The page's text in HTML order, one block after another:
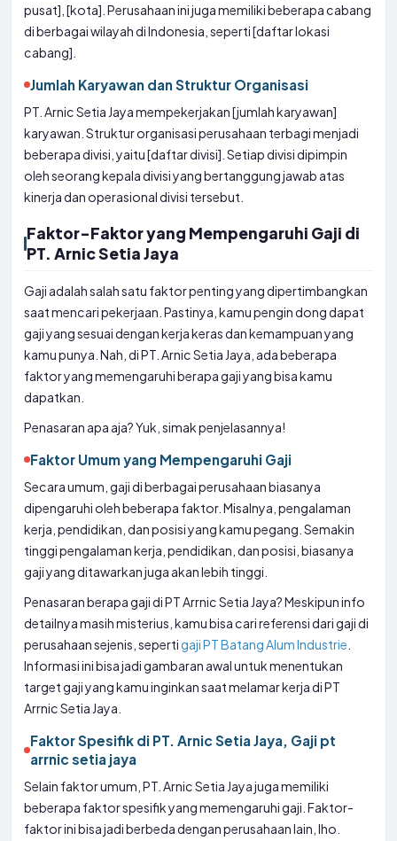
pusat], [kota]. Perusahaan ini juga memiliki beberapa cabang
di berbagai wilayah di Indonesia, seperti [daftar lokasi
cabang].
Jumlah Karyawan dan Struktur Organisasi
PT. Arnic Setia Jaya mempekerjakan [jumlah karyawan]
karyawan. Struktur organisasi perusahaan terbagi menjadi
beberapa divisi, yaitu [daftar divisi]. Setiap divisi dipimpin
oleh seorang kepala divisi yang bertanggung jawab atas
kinerja dan operasional divisi tersebut.
Faktor-Faktor yang Mempengaruhi Gaji di
PT. Arnic Setia Jaya
Gaji adalah salah satu faktor penting yang dipertimbangkan
saat mencari pekerjaan. Pastinya, kamu pengin dong dapat
gaji yang sesuai dengan kerja keras dan kemampuan yang
kamu punya. Nah, di PT. Arnic Setia Jaya, ada beberapa
faktor yang memengaruhi berapa gaji yang bisa kamu
dapatkan.
Penasaran apa aja? Yuk, simak penjelasannya!
Faktor Umum yang Mempengaruhi Gaji
Secara umum, gaji di berbagai perusahaan biasanya
dipengaruhi oleh beberapa faktor. Misalnya, pengalaman
kerja, pendidikan, dan posisi yang kamu pegang. Semakin
tinggi pengalaman kerja, pendidikan, dan posisi, biasanya
gaji yang ditawarkan juga akan lebih tinggi.
Penasaran berapa gaji di PT Arrnic Setia Jaya? Meskipun info
detailnya masih misterius, kamu bisa cari referensi dari gaji di
perusahaan sejenis, seperti gaji PT Batang Alum Industrie
Informasi ini bisa jadi gambaran awal untuk menentukan
target gaji yang kamu inginkan saat melamar kerja di PT
Arrnic Setia Jaya.
Faktor Spesifik di PT. Arnic Setia Jaya, Gaji pt
arrnic setia jaya
Selain faktor umum, PT. Arnic Setia Jaya juga memiliki
beberapa faktor spesifik yang memengaruhi gaji. Faktor-
faktor ini bisa jadi berbeda dengan perusahaan lain, lho.